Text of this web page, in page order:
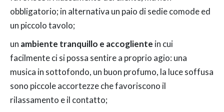
obbligatorio; in alternativa un paio di sedie comode ed
un piccolo tavolo;
un ambiente tranquillo e accogliente in cui
facilmente ci si possa sentire a proprio agio: una
musica in sottofondo, un buon profumo, la luce soffusa
sono piccole accortezze che favoriscono il
rilassamento e il contatto;